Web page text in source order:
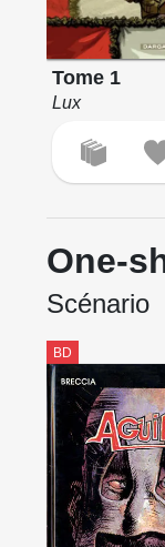
Tome 1
Lux
One-
Scénario
BD